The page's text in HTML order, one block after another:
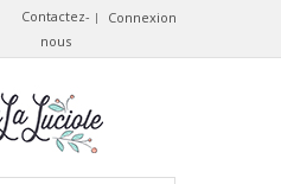
Connexion
Contactez-
nous